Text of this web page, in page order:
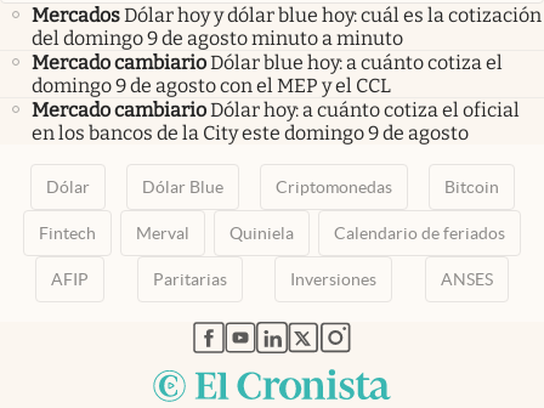
MercadosDólar hoy y dólar blue hoy: cuál es la cotización
del domingo 9 de agosto minuto a minuto
Mercado cambiarioDólar blue hoy: a cuánto cotiza el
domingo 9 de agosto con el MEP y el CCL
Mercado cambiarioDólar hoy: a cuánto cotiza el oficial
en los bancos de la City este domingo 9 de agosto
Dólar Dólar Blue Criptomonedas Bitcoin
Fintech Merval Quiniela Calendario de feriados
AFIP Paritarias Inversiones ANSES
abre en nueva pestaña
abre en nueva pestaña
abre en nueva pestaña
abre en nueva pestaña
abre en nueva pestaña